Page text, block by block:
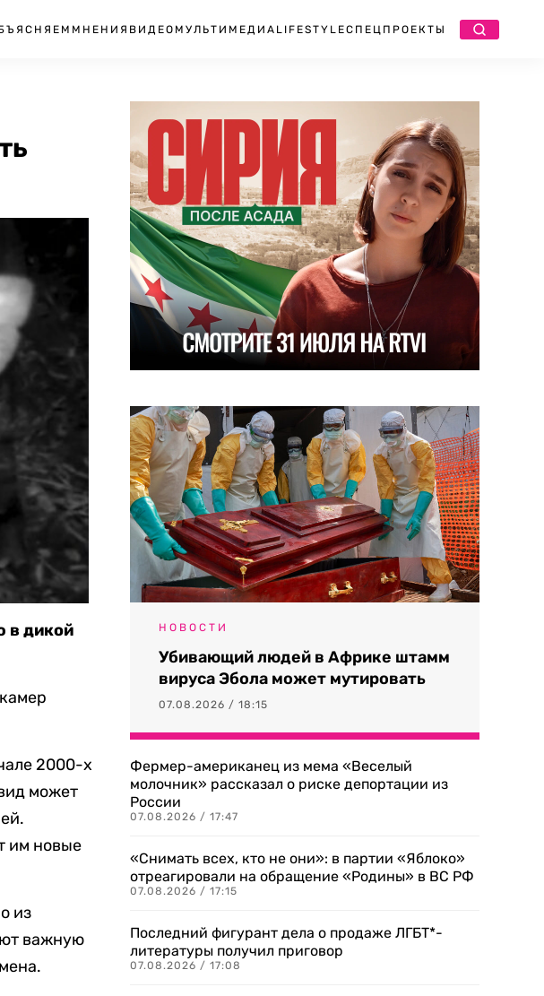
МНЕНИЯ ВИДЕО МУЛЬТИМЕДИА LIFESTYLEСПЕЦПРОЕКТЫ
в дикой
2000-х
может
им новые
из
важную
НОВОСТИ
Убивающий людей в Африке штамм
вируса Эбола может мутировать
07.08.2026 / 18:15
Фермер-американец из мема «Веселый
молочник» рассказал о риске депортации из
России
07.08.2026 / 17:47
«Снимать всех, кто не они»: в партии «Яблоко»
отреагировали на обращение «Родины» в ВС РФ
07.08.2026 / 17:15
Последний фигурант дела о продаже ЛГБТ*-
литературы получил приговор
07.08.2026 / 17:08